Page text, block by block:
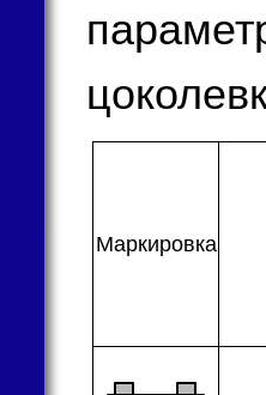
Мар­ки­ров­ка